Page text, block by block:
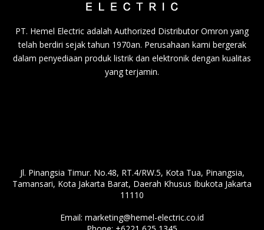
PT. Hemel Electric adalah Authorized Distributor Omron yang
telah berdiri sejak tahun 1970an. Perusahaan kami bergerak
dalam penyediaan produk listrik dan elektronik dengan kualitas
yang terjamin.
Jl. Pinangsia Timur. No.48, RT.4/RW.5, Kota Tua, Pinangsia,
Tamansari, Kota Jakarta Barat, Daerah Khusus Ibukota Jakarta
11110
Email: marketing@hemel-electric.co.id